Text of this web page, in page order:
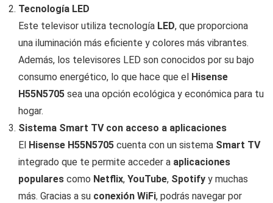
Tecnología LED
Este televisor utiliza tecnología LED, que proporciona
una iluminación más eficiente y colores más vibrantes.
Además, los televisores LED son conocidos por su bajo
consumo energético, lo que hace que el Hisense
H55N5705 sea una opción ecológica y económica para tu
hogar.
Sistema Smart TV con acceso a aplicaciones
El Hisense H55N5705 cuenta con un sistema Smart TV
integrado que te permite acceder a aplicaciones
populares como Netflix, YouTube, Spotify y muchas
más. Gracias a su conexión WiFi, podrás navegar por